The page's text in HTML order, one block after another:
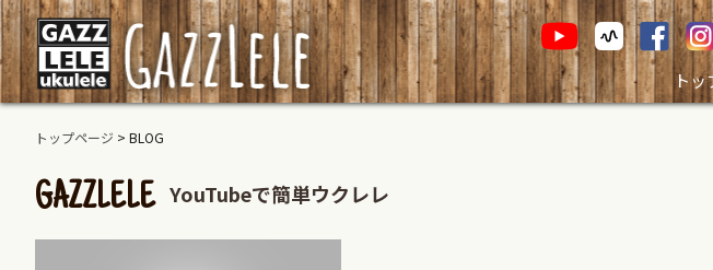
トッ
トップページ > BLOG
GAZZLELE YouTubeで簡単ウクレレ